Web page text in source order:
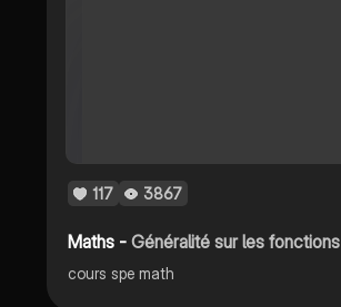
117 3867
Maths -Généralité sur les fonctions
cours spe math